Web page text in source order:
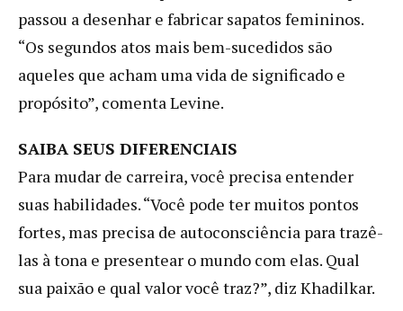
passou a desenhar e fabricar sapatos femininos.
“Os segundos atos mais bem-sucedidos são
aqueles que acham uma vida de significado e
propósito”, comenta Levine.
SAIBA SEUS DIFERENCIAIS
Para mudar de carreira, você precisa entender
suas habilidades. “Você pode ter muitos pontos
fortes, mas precisa de autoconsciência para trazê-
las à tona e presentear o mundo com elas. Qual
sua paixão e qual valor você traz?”, diz Khadilkar.